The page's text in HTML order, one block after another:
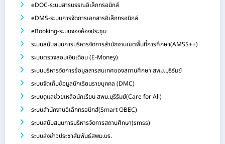
eDOC-ระบบสารบรรณอิเล็กทรอนิกส์
eDMS-ระบบการจัดการเอกสารอิเล็กทรอนิกส์
eBooking-ระบบจองห้องประชุม
ระบบสนับสนุนการบริหารจัดการสำนักงานเขตพื้นที่การศึกษา(AMSS++)
ระบบตรวจสอบเงินเดือน (E-Money)
ระบบบริหารจัดการข้อมูลสารสนเทศของสถานศึกษา สพม.บุรีรัมย์
ระบบจัดเก็บข้อมูลนักเรียนรายบุคคล (DMC)
ระบบดูแลช่วยเหลือนักเรียน สพม.บุรีรัมย์(Care for All)
ระบบสำนักงานอิเล็กทรอนิกส์(Smart OBEC)
ระบบสนับสนุนการบริหารจัดการสถานศึกษา(smss)
ระบบส่งข่าวประชาสัมพันธ์สพม.บร.